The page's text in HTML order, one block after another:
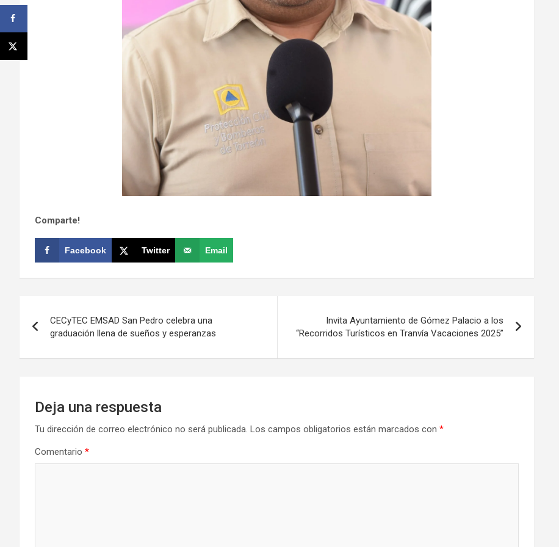
Comparte!
Facebook Twitter Email
de
entradas
CECyTEC EMSAD San Pedro celebra una
graduación llena de sueños y esperanzas
Invita Ayuntamiento de Gómez Palacio a los
“Recorridos Turísticos en Tranvía Vacaciones 2025”
Deja una respuesta
Tu dirección de correo electrónico no será publicada. Los campos obligatorios están marcados con *
Comentario *